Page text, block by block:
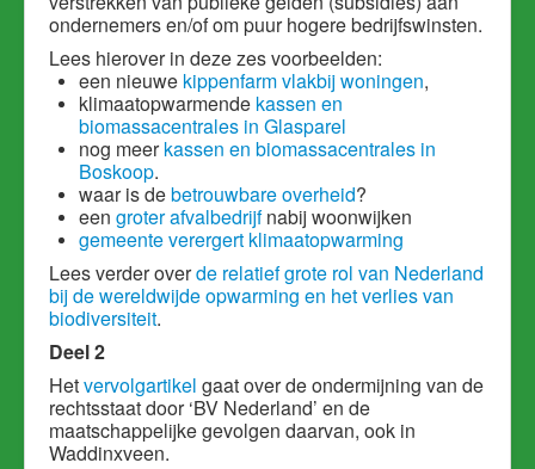
ondernemers en/of om puur hogere bedrijfswinsten.
Lees hierover in deze zes voorbeelden:
een nieuwe kippenfarm vlakbij woningen,
klimaatopwarmende kassen en
biomassacentrales in Glasparel
nog meerkassen en biomassacentrales in
Boskoop.
waar is debetrouwbare overheid?
een groter afvalbedrijfnabij woonwijken
gemeente verergert klimaatopwarming
Lees verder overde relatief grote rol van Nederland
bij de wereldwijde opwarming en het verlies van
biodiversiteit.
Deel 2
Hetvervolgartikel gaat over de ondermijning van de
rechtsstaat door ‘BV Nederland’ en de
maatschappelijke gevolgen daarvan, ook in
Waddinxveen.